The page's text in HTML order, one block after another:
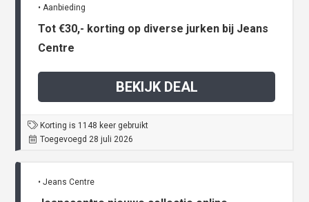
• Aanbieding
Tot €30,- korting op diverse jurken bij Jeans
Centre
BEKIJK DEAL
Korting is 1148 keer gebruikt
Toegevoegd 28 juli 2026
• Jeans Centre